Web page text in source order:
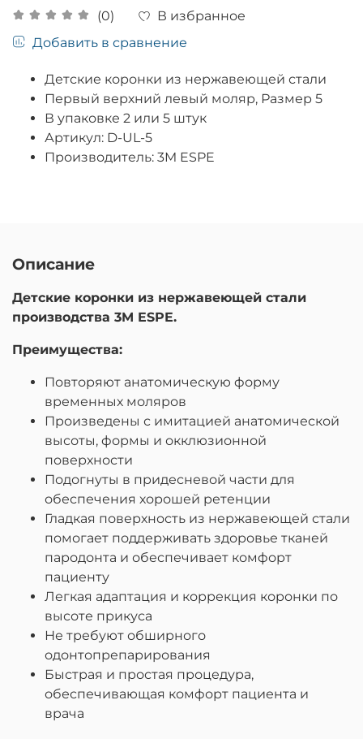
(0)
В избранное
Добавить в сравнение
Детские коронки из нержавеющей стали
Первый верхний левый моляр, Размер 5
В упаковке 2 или 5 штук
Артикул: D-UL-5
Производитель: 3M ESPE
Описание
Детские коронки из нержавеющей стали
производства 3M ESPE.
Преимущества:
Повторяют анатомическую форму
временных моляров
Произведены с имитацией анатомической
высоты, формы и окклюзионной
поверхности
Подогнуты в придесневой части для
обеспечения хорошей ретенции
Гладкая поверхность из нержавеющей стали
помогает поддерживать здоровье тканей
пародонта и обеспечивает комфорт
пациенту
Легкая адаптация и коррекция коронки по
высоте прикуса
Не требуют обширного
одонтопрепарирования
Быстрая и простая процедура,
обеспечивающая комфорт пациента и
врача